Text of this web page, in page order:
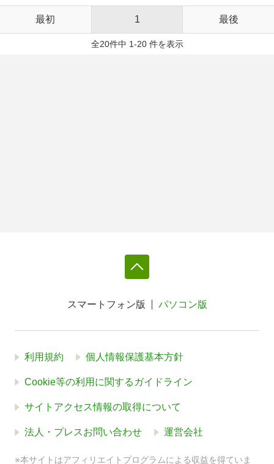
最初 1 最後
全20件中 1-20 件を表示
スマートフォン版 パソコン版
利用規約 個人情報保護基本方針
Cookie等の利用に関するガイドライン
サイトアクセス情報の取得について
法人・プレスお問い合わせ 運営会社
※本サイトはアフィリエイトプログラムによる収益を得ていま